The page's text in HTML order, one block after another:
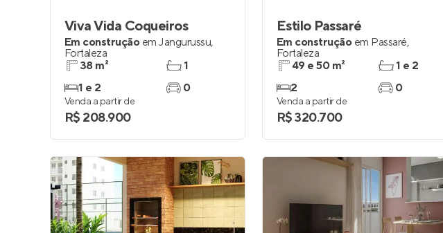
Viva Vida Coqueiros
Em construção em Jangurussu,
Fortaleza
38 m²
1 e 2
1
0
Venda a partir de
R$ 208.900
Estilo Passaré
Em construção em Passaré,
Fortaleza
49 e 50 m²
2
1 e 2
0
Venda a partir de
R$ 320.700